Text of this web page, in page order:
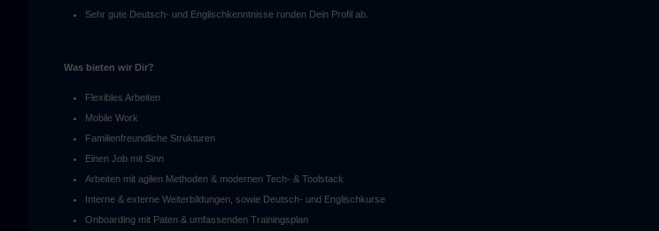
Sehr gute Deutsch- und Englischkenntnisse runden Dein Profil ab.
Was bieten wir Dir?
Flexibles Arbeiten
Mobile Work
Familienfreundliche Strukturen
Einen Job mit Sinn
Arbeiten mit agilen Methoden & modernen Tech- & Toolstack
Interne & externe Weiterbildungen, sowie Deutsch- und Englischkurse
Onboarding mit Paten & umfassenden Trainingsplan